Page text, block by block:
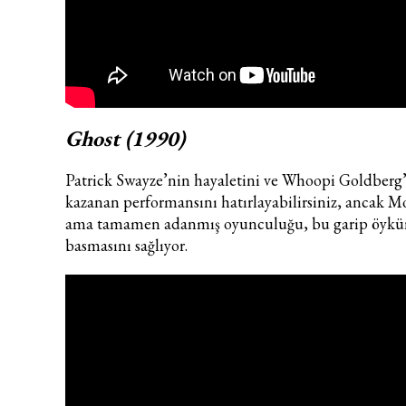
Ghost (1990)
Patrick Swayze’nin hayaletini ve Whoopi
kazanan performansını hatırlayabilirsiniz, ancak
ama tamamen adanmış oyunculuğu, bu garip
basmasını sağlıyor.